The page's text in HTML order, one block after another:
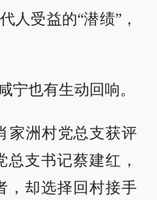
人受益的“潜绩”，
宁也有生动回响。
家洲村党总支获评
支书记蔡建红，
，却选择回村接手